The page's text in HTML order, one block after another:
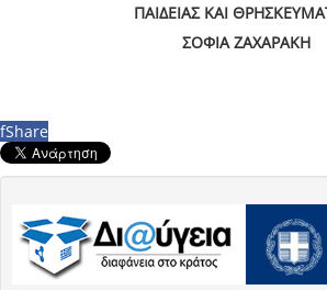
ΠΑΙΔΕΙΑΣ ΚΑΙ
ΣΟΦΙΑ ΖΑΧΑΡΑΚΗ
fShare